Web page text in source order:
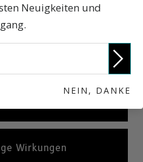
Wirkungen
Neuigkeiten und
NEIN, DANKE